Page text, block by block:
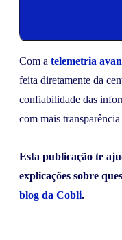
Com a telemetria
feita diretamente da
confiabilidade das
com mais
Esta publicação te
explicações sobre
blog da Cobli.